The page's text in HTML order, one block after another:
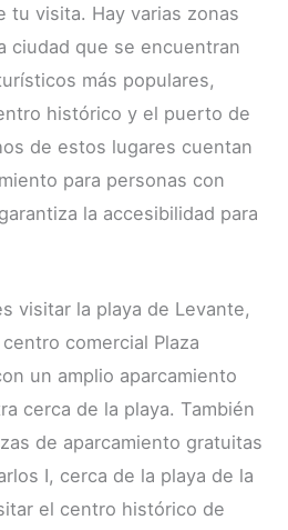
tu visita. Hay varias zonas
ciudad que se encuentran
más populares,
histórico y el puerto de
de estos lugares cuentan
para personas con
la accesibilidad para
visitar la playa de Levante,
comercial Plaza
un amplio aparcamiento
cerca de la playa. También
de aparcamiento gratuitas
I, cerca de la playa de la
el centro histórico de